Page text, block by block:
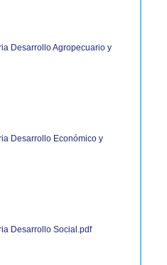
Desarrollo Agropecuario y
Desarrollo Económico y
Desarrollo Social.pdf